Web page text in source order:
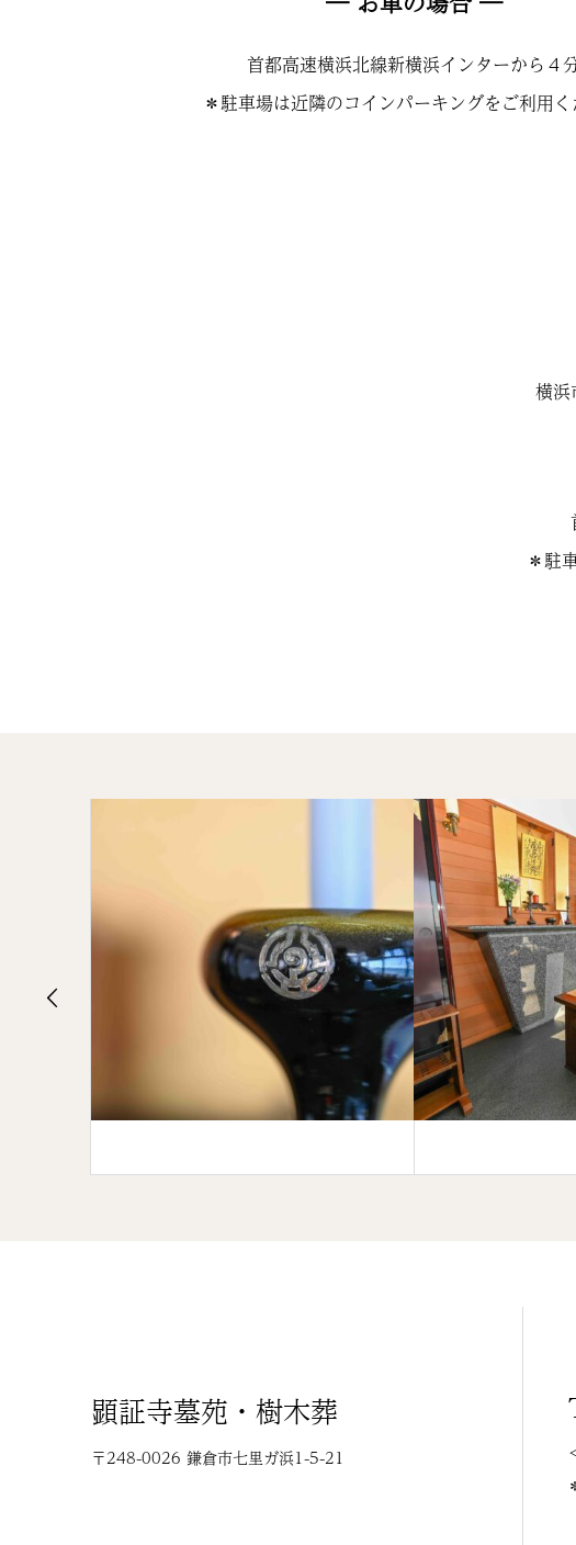
首都高速横浜北線新横浜インターから４
＊駐車場は近隣のコインパーキングをご利用く
横浜
＊駐
顕証寺墓苑・樹木葬
〒248-0026 鎌倉市七里ガ浜1-5-21